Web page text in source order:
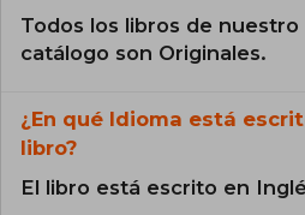
Todos los libros de nuestro
catálogo son Originales.
¿En qué Idioma está
libro?
El libro está escrito en